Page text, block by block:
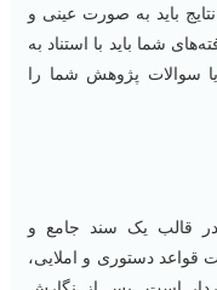
باید به صورت عینی و
شما باید با استناد به
سوالات پژوهش شما را
در قالب یک سند جامع و
قواعد دستوری و املایی،